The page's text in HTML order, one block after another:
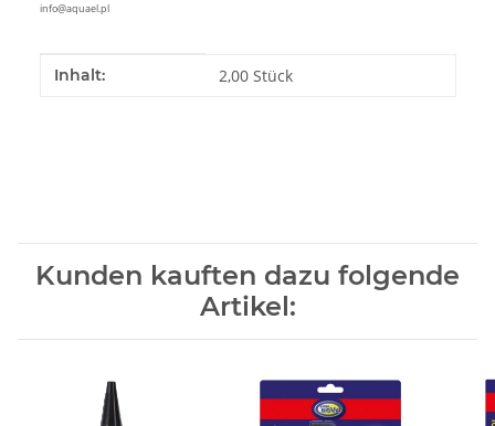
info@aquael.pl
Produkteigenschaft
Wert
Inhalt: 2,00 Stück
Kunden kauften dazu folgende
Artikel: